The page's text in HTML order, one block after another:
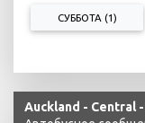
СУББОТА (1)
Auckland - Central